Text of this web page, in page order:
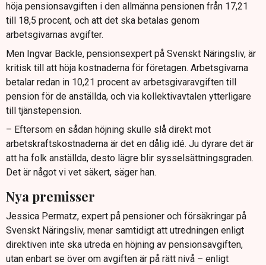
höja pensionsavgiften i den allmänna pensionen från 17,21
till 18,5 procent, och att det ska betalas genom
arbetsgivarnas avgifter.
Men Ingvar Backle, pensionsexpert på Svenskt Näringsliv, är
kritisk till att höja kostnaderna för företagen. Arbetsgivarna
betalar redan in 10,21 procent av arbetsgivaravgiften till
pension för de anställda, och via kollektivavtalen ytterligare
till tjänstepension.
– Eftersom en sådan höjning skulle slå direkt mot
arbetskraftskostnaderna är det en dålig idé. Ju dyrare det är
att ha folk anställda, desto lägre blir sysselsättningsgraden.
Det är något vi vet säkert, säger han.
Nya premisser
Jessica Permatz, expert på pensioner och försäkringar på
Svenskt Näringsliv, menar samtidigt att utredningen enligt
direktiven inte ska utreda en höjning av pensionsavgiften,
utan enbart se över om avgiften är på rätt nivå – enligt